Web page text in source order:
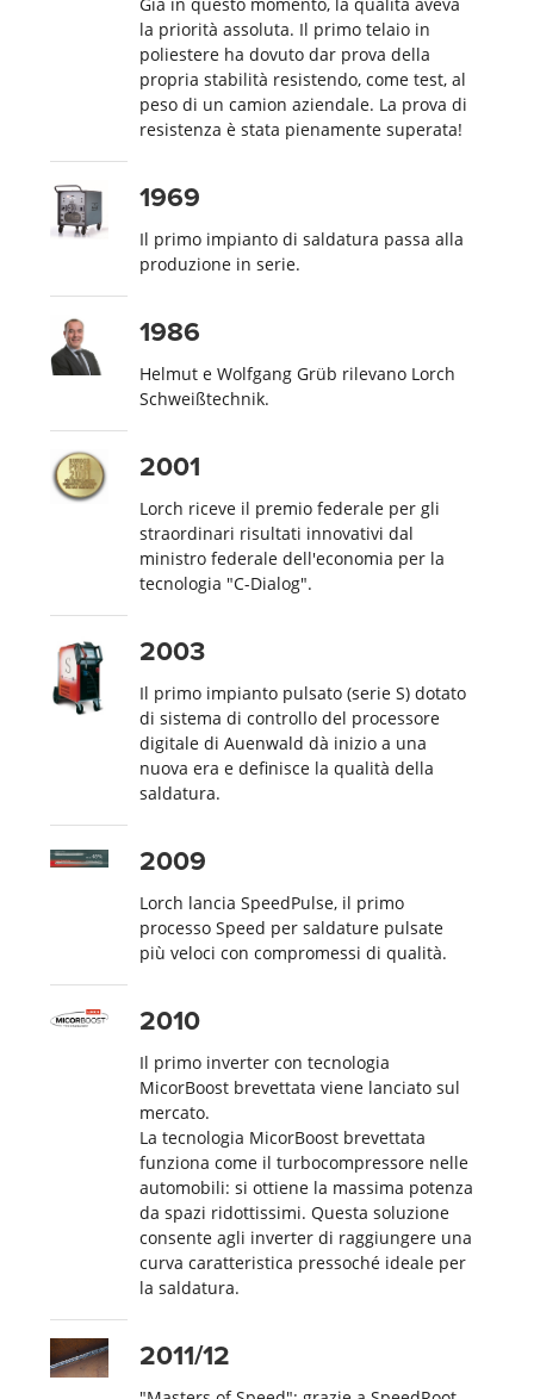
la priorità assoluta. Il primo telaio in
poliestere ha dovuto dar prova della
propria stabilità resistendo, come test, al
peso di un camion aziendale. La prova di
resistenza è stata pienamente superata!
1969
Il primo impianto di saldatura passa alla
produzione in serie.
1986
Helmut e Wolfgang Grüb rilevano Lorch
Schweißtechnik.
2001
Lorch riceve il premio federale per gli
straordinari risultati innovativi dal
ministro federale dell'economia per la
tecnologia "C-Dialog".
2003
Il primo impianto pulsato (serie S) dotato
di sistema di controllo del processore
digitale di Auenwald dà inizio a una
nuova era e definisce la qualità della
saldatura.
2009
Lorch lancia SpeedPulse, il primo
processo Speed per saldature pulsate
più veloci con compromessi di qualità.
2010
Il primo inverter con tecnologia
MicorBoost brevettata viene lanciato sul
mercato.
La tecnologia MicorBoost brevettata
funziona come il turbocompressore nelle
automobili: si ottiene la massima potenza
da spazi ridottissimi. Questa soluzione
consente agli inverter di raggiungere una
curva caratteristica pressoché ideale per
la saldatura.
2011/12